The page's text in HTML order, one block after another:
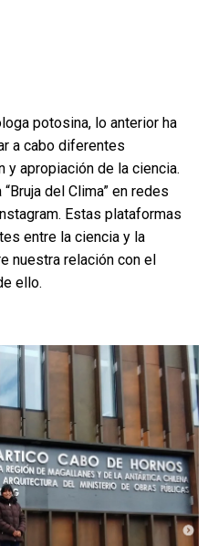
potosina, lo anterior ha
a cabo diferentes
apropiación de la ciencia.
del Clima” en redes
Estas plataformas
entre la ciencia y la
nuestra relación con el
ello.